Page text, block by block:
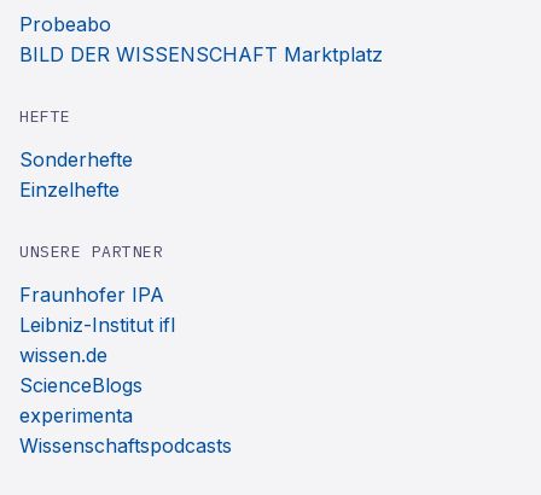
Probeabo
BILD DER WISSENSCHAFT Marktplatz
HEFTE
Sonderhefte
Einzelhefte
UNSERE PARTNER
Fraunhofer IPA
Leibniz-Institut ifl
wissen.de
ScienceBlogs
experimenta
Wissenschaftspodcasts